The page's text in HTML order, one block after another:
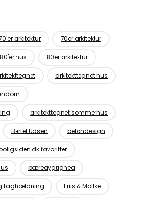
arkitektur 70er arkitektur
80'er hus 80er arkitektur
arkitekttegnet hus
arkitekttegnet sommerhus
Bertel Udsen betondesign
favoritter
bæredygtighed
taghældning Friis & Moltke